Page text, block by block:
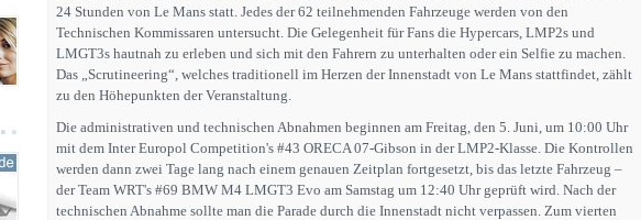
24 Stunden von Le Mans statt. Jedes der 62 teilnehmenden Fahrzeuge werden von den
Technischen Kommissaren untersucht. Die Gelegenheit für Fans die Hypercars, LMP2s und
LMGT3s hautnah zu erleben und sich mit den Fahrern zu unterhalten oder ein Selfie zu machen.
Das „Scrutineering“, welches traditionell im Herzen der Innenstadt von Le Mans stattfindet, zählt
zu den Höhepunkten der Veranstaltung.
Die administrativen und technischen Abnahmen beginnen am Freitag, den 5. Juni, um 10:00 Uhr
mit dem Inter Europol Competition's #43 ORECA 07-Gibson in der LMP2-Klasse. Die Kontrollen
werden dann zwei Tage lang nach einem genauen Zeitplan fortgesetzt, bis das letzte Fahrzeug –
der Team WRT's #69 BMW M4 LMGT3 Evo am Samstag um 12:40 Uhr geprüft wird. Nach der
technischen Abnahme sollte man die Parade durch die Innenstadt nicht verpassen. Zum vierten